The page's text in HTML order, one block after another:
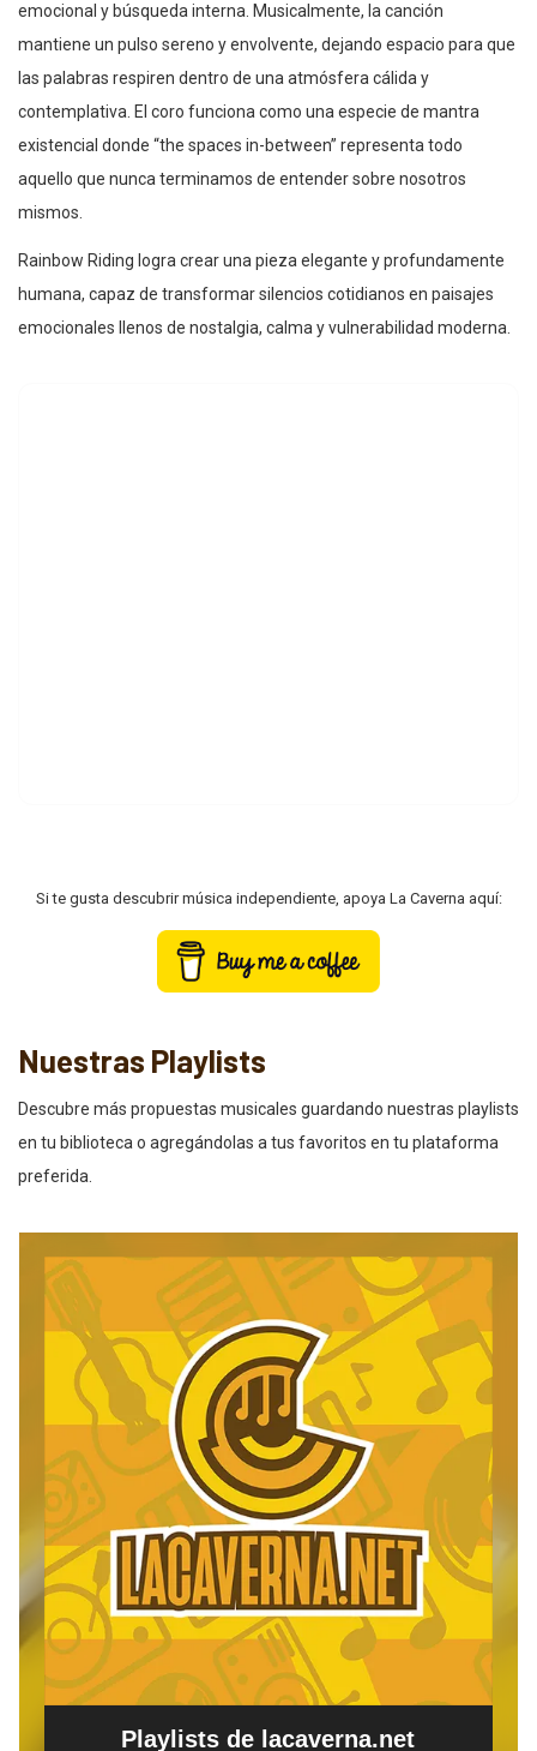
emocional y búsqueda interna. Musicalmente, la canción
mantiene un pulso sereno y envolvente, dejando espacio para que
las palabras respiren dentro de una atmósfera cálida y
contemplativa. El coro funciona como una especie de mantra
existencial donde “the spaces in-between” representa todo
aquello que nunca terminamos de entender sobre nosotros
mismos.
Rainbow Riding logra crear una pieza elegante y profundamente
humana, capaz de transformar silencios cotidianos en paisajes
emocionales llenos de nostalgia, calma y vulnerabilidad moderna.
Si te gusta descubrir música independiente, apoya La Caverna aquí:
Nuestras Playlists
Descubre más propuestas musicales guardando nuestras playlists
en tu biblioteca o agregándolas a tus favoritos en tu plataforma
preferida.